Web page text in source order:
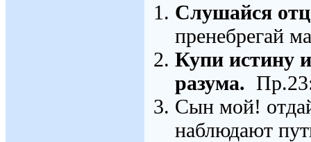
Слушайся
пренебрегай
Купи истину
разума.
Сын мой!
наблюдают